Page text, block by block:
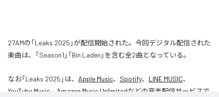
27AMの「Leaks 2025」が配信開始された。今回デジタル配信された
楽曲は、「Season1」「Bin Laden」を含む全2曲となっている。
なお「Leaks 2025 」は、 Apple Music、 Spotify、 LINE MUSIC、
YouTube Music
Amazon Music Unlimitedなどの音楽配信サービスで